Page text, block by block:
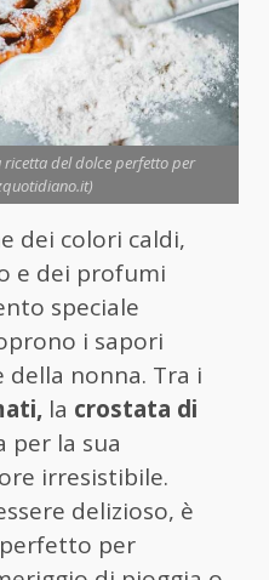
ricetta del dolce perfetto per
dei colori caldi,
e dei profumi
speciale
i sapori
nonna. Tra i
la crostata di
per la sua
irresistibile.
delizioso, è
per